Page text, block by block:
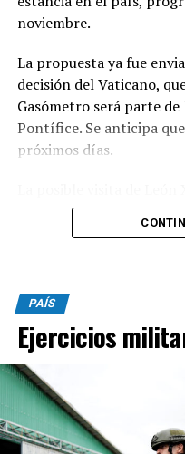
noviembre.
La propuesta ya fue
decisión del Vaticano,
Gasómetro será parte
Pontífice. Se anticipa
próximos días.
significado simbólico
histórico vínculo entre
El club fue fundado por
mantiene una conexión
conocido hincha y uno
del Ciclón.
Además, León XIV,
rendir un homenaje
quien es considerado un
PAÍS
Ejercicios